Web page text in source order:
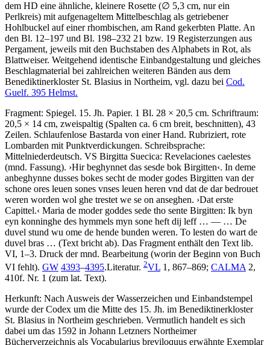
dem HD eine ähnliche, kleinere Rosette (∅ 5,3 cm, nur ein
Perlkreis) mit aufgenageltem Mittelbeschlag als getriebener
Hohlbuckel auf einer rhombischen, am Rand gekerbten Platte. An
den Bl. 12–197 und Bl. 198–232 21 bzw. 19 Registerzungen aus
Pergament, jeweils mit den Buchstaben des Alphabets in Rot, als
Blattweiser. Weitgehend identische Einbandgestaltung und gleiches
Beschlagmaterial bei zahlreichen weiteren Bänden aus dem
Benediktinerkloster St. Blasius in Northeim, vgl. dazu bei Cod.
Guelf. 395 Helmst.
Fragment: Spiegel. 15. Jh. Papier. 1 Bl. 28 × 20,5 cm. Schriftraum:
20,5 × 14 cm, zweispaltig (Spalten ca. 6 cm breit, beschnitten), 43
Zeilen. Schlaufenlose Bastarda von einer Hand. Rubriziert, rote
Lombarden mit Punktverdickungen. Schreibsprache:
Mittelniederdeutsch. VS Birgitta Suecica: Revelaciones caelestes
(mnd. Fassung). ›Hir beghynnet das sesde bok Birgitten‹. In deme
anbeghynne dusses bokes secht de moder godes Birgitten van der
schone ores leuen sones vnses leuen heren vnd dat de dar bedrouet
weren worden wol ghe trestet we se on anseghen. ›Dat erste
Capittel.‹ Maria de moder goddes sede tho sente Birgitten: Ik byn
eyn konninghe des hymmels myn sone heft dij leff… — … De
duvel stund wu ome de hende bunden weren. To lesten do wart de
duvel bras … (Text bricht ab). Das Fragment enthält den Text lib.
VI, 1–3. Druck der mnd. Bearbeitung (worin der Beginn von Buch
VI fehlt). GW 4393–4395.Literatur. 2VL 1, 867–869; CALMA 2,
410f. Nr. 1 (zum lat. Text).
Herkunft: Nach Ausweis der Wasserzeichen und Einbandstempel
wurde der Codex um die Mitte des 15. Jh. im Benediktinerkloster
St. Blasius in Northeim geschrieben. Vermutlich handelt es sich
dabei um das 1592 in Johann Letzners Northeimer
Bücherverzeichnis als Vocabularius breviloquus erwähnte Exemplar